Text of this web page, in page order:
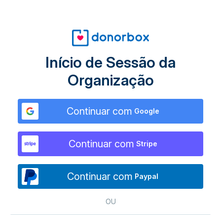
Início de Sessão da
Organização
Continuar com Google
Continuar com Stripe
Continuar com Paypal
OU